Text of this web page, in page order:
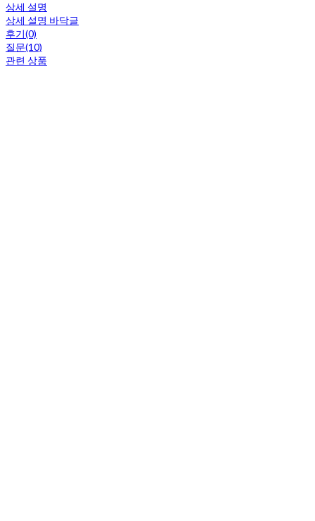
상세 설명
상세 설명 바닥글
후기(0)
질문(10)
관련 상품